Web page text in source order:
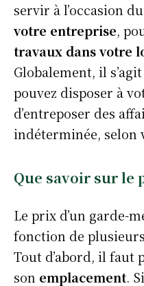
servir à l’occasion du
votre entreprise,
travaux dans votre
Globalement, il
pouvez disposer à
d’entreposer des
indéterminée, selon
Que savoir sur le
Le prix d’un garde-
fonction de
Tout d’abord, il faut
son emplacement.